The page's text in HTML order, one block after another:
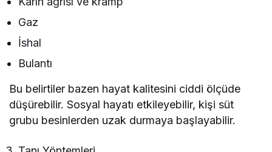
Gaz
İshal
Bulantı
Bu belirtiler bazen hayat kalitesini ciddi ölçüde
düşürebilir. Sosyal hayatı etkileyebilir, kişi süt
grubu besinlerden uzak durmaya başlayabilir.